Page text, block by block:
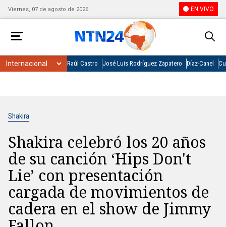
Viernes, 07 de agosto de 2026 EN VIVO
Raúl Castro José Luis Rodríguez Zapatero Díaz-Canel
Shakira
Shakira celebró los 20 años
de su canción ‘Hips Don't
Lie’ con presentación
cargada de movimientos de
cadera en el show de Jimmy